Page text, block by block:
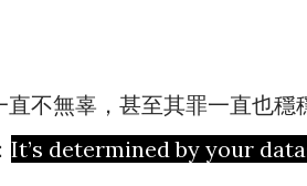
不無辜，甚至其罪一直也穩
It’s determined by your